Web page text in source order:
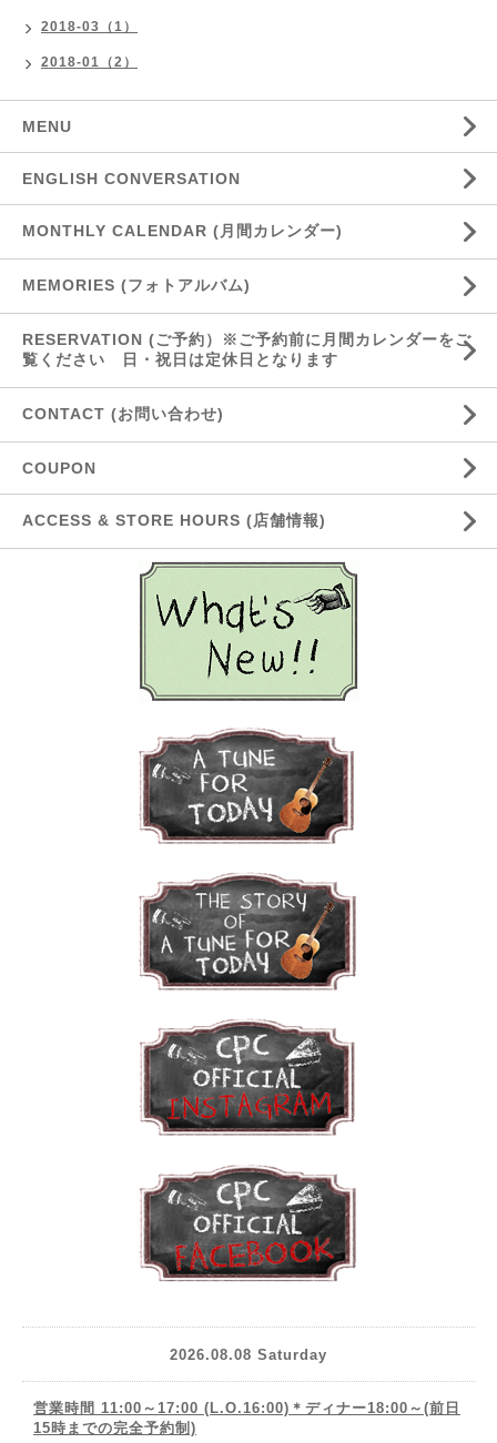
2018-03（1）
2018-01（2）
MENU
ENGLISH CONVERSATION
MONTHLY CALENDAR (月間カレンダー)
MEMORIES (フォトアルバム)
RESERVATION (ご予約）※ご予約前に月間カレンダーをご
覧ください 日・祝日は定休日となります
CONTACT (お問い合わせ)
COUPON
ACCESS & STORE HOURS (店舗情報)
2026.08.08 Saturday
営業時間 11:00～17:00 (L.O.16:00)＊ディナー18:00～(前日
15時までの完全予約制)